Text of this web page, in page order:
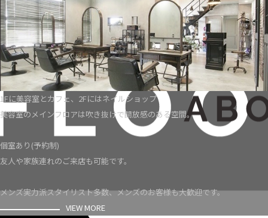
1Fに美容室とカフェ、2Fにはネイルショップ
美容室のメインフロアは吹き抜けで開放感のある空間。
個室あり(予約制)
友人や家族連れのご来店も可能です。
メンズ実力派スタイリスト多数、メンズのお客様も大歓迎です。
VIEW MORE